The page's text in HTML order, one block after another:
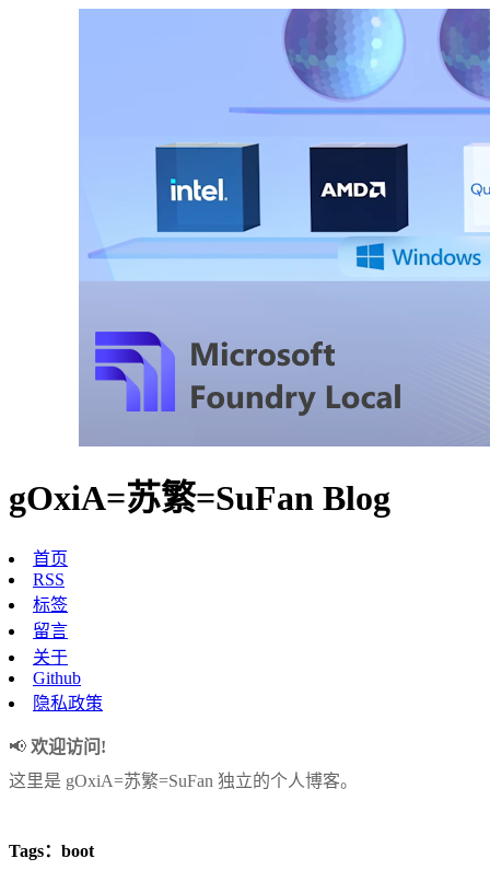
gOxiA=苏繁=SuFan Blog
首页
RSS
标签
留言
关于
Github
隐私政策
🌍 本站域名
http://goxia.maytide.net 或 http://sufan.maytide.net
Tags：boot